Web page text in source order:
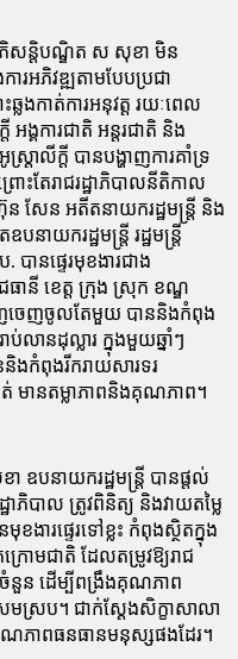
អភិសន្តិបណ្ឌិត ស សុខា មិន
រអភិវឌ្ឍតាមបែបប្រជា
លងកាត់ការអនុវត្ត រយៈពេល
អង្គការជាតិ អន្តរជាតិ និង
រាលីក្ដី បានបង្ហាញការគាំទ្រ
ោះតែរាជរដ្ឋាភិបាលនីតិកាល
សែន អតីតនាយករដ្ឋមន្រ្តី និង
យករដ្ឋមន្រ្តី រដ្ឋមន្រ្តី
ានផ្ទេរមុខងារជាង
ជធានី ខេត្ត ក្រុង ស្រុក ខណ្ឌ
ញចេញចូលតែមួយ បាននិងកំពុង
ប់លានដុល្លារ ក្នុងមួយឆ្នាំៗ
និងកំពុងរីករាយសារទរ
ត់ មានតម្លាភាពនិងគុណភាព។
ឧបនាយករដ្ឋមន្រ្តី បានផ្ដល់
ភិបាល ត្រូវពិនិត្យ និងវាយតម្លៃ
ងារផ្ទេរទៅខ្លះ កំពុងស្ថិតក្នុង
ក់ក្រោមជាតិ ដែលតម្រូវឱ្យរាជ
ចំនួន ដើម្បីពង្រឹងគុណភាព
ស្រប។ ជាក់ស្ដែងសិក្ខាសាលា
គុណភាពធនធានមនុស្សផងដែរ។